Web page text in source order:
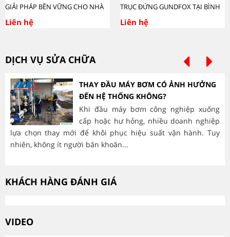
GIẢI PHÁP BỀN VỮNG CHO NHÀ
MÁY Ở BÌNH DƯƠNG.
Liên hệ
TRỤC ĐỨNG GUNDFOX TẠI BÌNH
DƯƠNG - DỊCH VỤ UY TÍN.
Liên hệ
DỊCH VỤ SỬA CHỮA
THAY ĐẦU MÁY BƠM CÓ ẢNH HƯỞNG
ĐẾN HỆ THỐNG KHÔNG?
Khi đầu máy bơm công nghiệp xuống
cấp hoặc hư hỏng, nhiều doanh nghiệp
lựa chọn thay mới để khôi phục hiệu suất vận hành. Tuy
nhiên, không ít người băn khoăn...
KHÁCH HÀNG ĐÁNH GIÁ
VIDEO